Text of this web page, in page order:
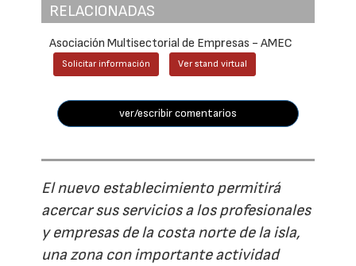
RELACIONADAS
Asociación Multisectorial de Empresas - AMEC
Solicitar información Ver stand virtual
ver/escribir comentarios
El nuevo establecimiento permitirá
acercar sus servicios a los profesionales
y empresas de la costa norte de la isla,
una zona con importante actividad